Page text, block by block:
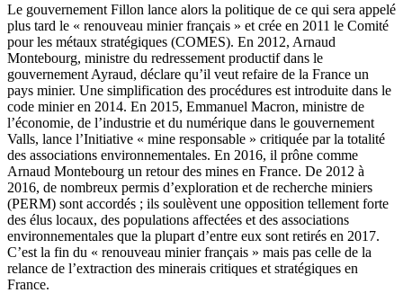
Le gouvernement Fillon lance alors la politique de ce qui sera appelé
plus tard le « renouveau minier français » et crée en 2011 le Comité
pour les métaux stratégiques (COMES). En 2012, Arnaud
Montebourg, ministre du redressement productif dans le
gouvernement Ayraud, déclare qu’il veut refaire de la France un
pays minier. Une simplification des procédures est introduite dans le
code minier en 2014. En 2015, Emmanuel Macron, ministre de
l’économie, de l’industrie et du numérique dans le gouvernement
Valls, lance l’Initiative « mine responsable » critiquée par la totalité
des associations environnementales. En 2016, il prône comme
Arnaud Montebourg un retour des mines en France. De 2012 à
2016, de nombreux permis d’exploration et de recherche miniers
(PERM) sont accordés ; ils soulèvent une opposition tellement forte
des élus locaux, des populations affectées et des associations
environnementales que la plupart d’entre eux sont retirés en 2017.
C’est la fin du « renouveau minier français » mais pas celle de la
relance de l’extraction des minerais critiques et stratégiques en
France.